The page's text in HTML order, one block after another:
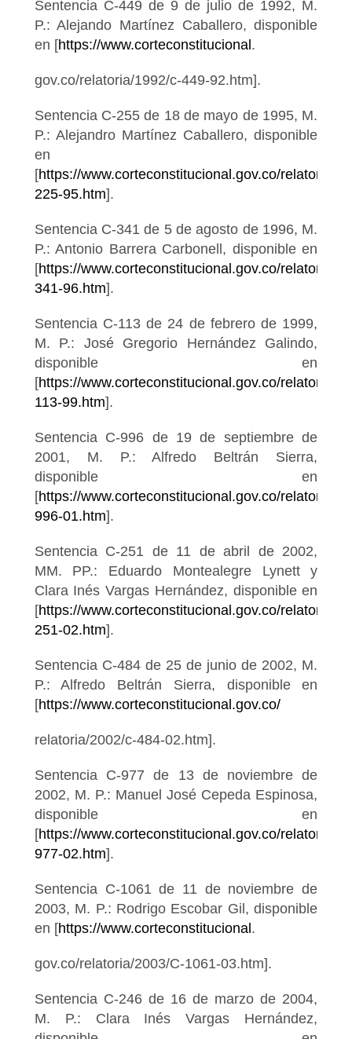
Sentencia C-449 de 9 de julio de 1992, M.
P.: Alejando Martínez Caballero, disponible
en [https://www.corteconstitucional .
gov.co/relatoria/1992/c-449-92.htm].
Sentencia C-255 de 18 de mayo de 1995, M.
P.: Alejandro Martínez Caballero, disponible
en
[https://www.corteconstitucional.gov.co/relatoria/
225-95.htm].
Sentencia C-341 de 5 de agosto de 1996, M.
P.: Antonio Barrera Carbonell, disponible en
[https://www.corteconstitucional.gov.co/relatoria/
341-96.htm].
Sentencia C-113 de 24 de febrero de 1999,
M. P.: José Gregorio Hernández Galindo,
disponible en
[https://www.corteconstitucional.gov.co/relatoria/
113-99.htm].
Sentencia C-996 de 19 de septiembre de
2001, M. P.: Alfredo Beltrán Sierra,
disponible en
[https://www.corteconstitucional.gov.co/relatoria/
996-01.htm].
Sentencia C-251 de 11 de abril de 2002,
MM. PP.: Eduardo Montealegre Lynett y
Clara Inés Vargas Hernández, disponible en
[https://www.corteconstitucional.gov.co/relatoria/
251-02.htm].
Sentencia C-484 de 25 de junio de 2002, M.
P.: Alfredo Beltrán Sierra, disponible en
[https://www.corteconstitucional.gov.co/
relatoria/2002/c-484-02.htm].
Sentencia C-977 de 13 de noviembre de
2002, M. P.: Manuel José Cepeda Espinosa,
disponible en
[https://www.corteconstitucional.gov.co/relatoria/
977-02.htm].
Sentencia C-1061 de 11 de noviembre de
2003, M. P.: Rodrigo Escobar Gil, disponible
en [https://www.corteconstitucional .
gov.co/relatoria/2003/C-1061-03.htm].
Sentencia C-246 de 16 de marzo de 2004,
M. P.: Clara Inés Vargas Hernández,